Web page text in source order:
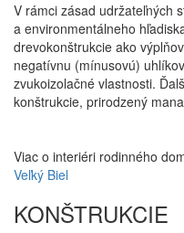
V rámci zásad udržateľných
a environmentálneho
drevokonštrukcie ako
negatívnu (mínusovú)
zvukoizolačné vlastnosti.
konštrukcie, prirodzený
Viac o interiéri rodinného
Veľký Biel
KONŠTRUKCIE